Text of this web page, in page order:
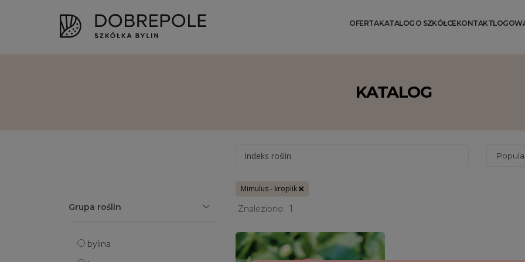
OFERTAKATALOG O SZKÓŁCEKONTAKT
KATALOG
Indeks roślin
Grupa roślin
bylina
Mimulus - kroplik
Znaleziono: 1